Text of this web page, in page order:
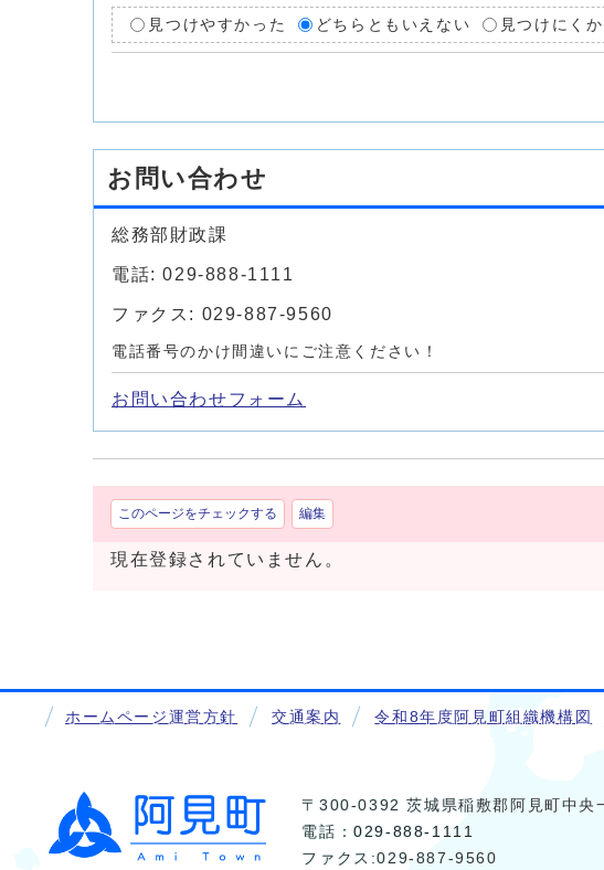
見つけやすかった どちらともいえない 見つけにく
お問い合わせ
総務部財政課
電話: 029-888-1111
ファクス: 029-887-9560
電話番号のかけ間違いにご注意ください！
お問い合わせフォーム
このページをチェックする 編集
現在登録されていません。
ホームページ運営方針 交通案内 令和8年度阿見町組織機構図
〒300-0392 茨城県稲敷郡阿見町中央
電話：029-888-1111
ファクス:029-887-9560